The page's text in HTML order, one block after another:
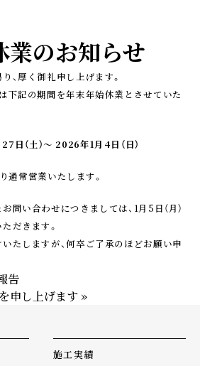
業のお知らせ
、厚く御礼申し上げます。
下記の期間を年末年始休業とさせていた
日（土）～ 2026年1月4日（日）
通常営業いたします。
問い合わせにつきましては、1月5日（月）
だきます。
たしますが、何卒ご了承のほどお願い申
告
申し上げます »
施工実績